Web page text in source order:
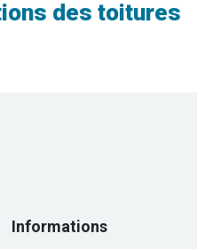
des toitures
Informations